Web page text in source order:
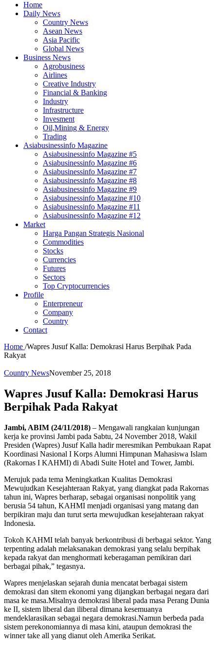
Home
Daily News
Country News
Asean News
Asia Pacific
Global News
Business News
Agrobusiness
Airlines
Creative Industry
Financial & Banking
Industry
Infrastructure
Invesment
Oil,Mining & Energy
Trading
Asiabusinessinfo Magazine
Asiabusinessinfo Magazine #5
Asiabusinessinfo Magazine #6
Asiabusinessinfo Magazine #7
Asiabusinessinfo Magazine #8
Asiabusinessinfo Magazine #9
Asiabusinessinfo Magazine #10
Asiabusinessinfo Magazine #11
Asiabusinessinfo Magazine #12
Market
Harga Pangan Strategis Nasional
Commodities
Stocks
Currencies
Futures
Sectors
Top Cryptocurrencies
Profile
Enterpreneur
Company
Country
Contact
Home /Wapres Jusuf Kalla: Demokrasi Harus Berpihak Pada
Rakyat
Country NewsNovember 25, 2018
Wapres Jusuf Kalla: Demokrasi Harus
Berpihak Pada Rakyat
Jambi, ABIM (24/11/2018) – Mengawali rangkaian kunjungan
kerja ke provinsi Jambi pada Sabtu, 24 November 2018, Wakil
Presiden (Wapres) Jusuf Kalla hadir meresmikan Pembukaan Rapat
Koordinasi Nasional I Korps Alumni Himpunan Mahasiswa Islam
(Rakornas I KAHMI) di Abadi Suite Hotel and Tower, Jambi.
Merujuk pada tema Meningkatkan Kualitas Demokrasi
Mewujudkan Kesejahteraan Rakyat, yang diangkat pada Rakornas
tahun ini, Wapres berharap, sebagai organisasi nonpolitik yang
berusia 54 tahun, KAHMI menjadi organisasi yang matang dan
berpikiran maju dan turut serta mewujudkan kesejahteraan rakyat
Indonesia.
Tokoh KAHMI telah banyak berkontribusi di berbagai sektor. Yang
terpenting adalah melaksanakan demokrasi yang selalu berpihak
kepada rakyat dan menghormati keberagaman pemikiran dari
berbagai pihak,” tegasnya.
Wapres menjelaskan sejarah dunia mencatat berbagai sistem
demokrasi dan sitem ekonomi yang dijangkan berbagai negara dari
masa ke masa.Misalnya demokrasi liberal pada masa Perang Dunia
ke II, sistem liberal dan iliberal dimana kesemuanya
mendeklarasikan sebagai negara demokrasi.Namun berbeda pada
sistem perekonomiannya di masa kini, ataupun demokrasi the
winner take all yang dianut oleh Amerika Serikat.